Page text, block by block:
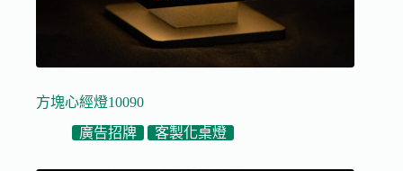
方塊心經燈10090
廣告招牌
客製化桌燈